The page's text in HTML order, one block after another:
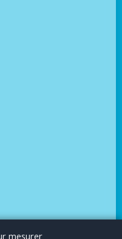
Mentions Légales
mesurer